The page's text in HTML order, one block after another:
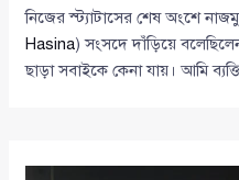
নিজের স্ট্যাটাসের শেষ অংশে
Hasina) সংসদে দাঁড়িয়ে
ছাড়া সবাইকে কেনা যায়। আমি